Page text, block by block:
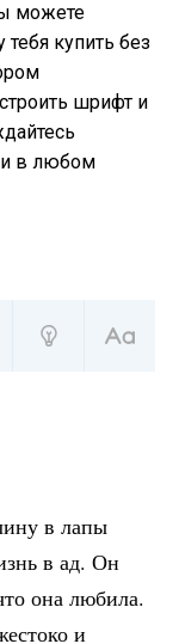
можете
тебя купить без
шрифт и
в любом
в лапы
в ад. Он
она любила.
и